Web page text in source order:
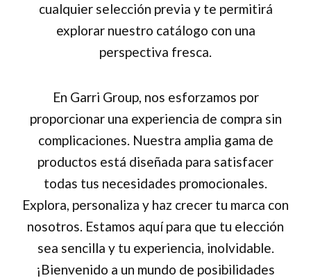
cualquier selección previa y te permitirá
explorar nuestro catálogo con una
perspectiva fresca.
En Garri Group, nos esforzamos por
proporcionar una experiencia de compra sin
complicaciones. Nuestra amplia gama de
productos está diseñada para satisfacer
todas tus necesidades promocionales.
Explora, personaliza y haz crecer tu marca con
nosotros. Estamos aquí para que tu elección
sea sencilla y tu experiencia, inolvidable.
¡Bienvenido a un mundo de posibilidades